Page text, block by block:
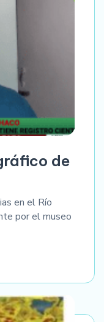
de
en el Río
por el museo